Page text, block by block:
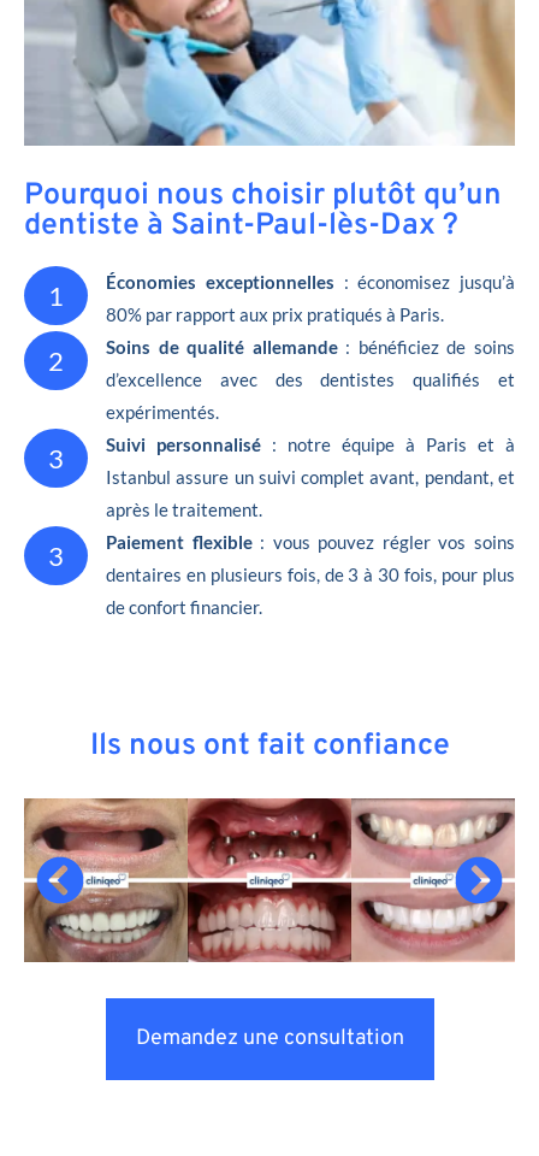
Pourquoi nous choisir plutôt qu’un
dentiste à Saint-Paul-lès-Dax ?
1 Économies exceptionnelles : économisez jusqu’à
80% par rapport aux prix pratiqués à Paris.
2 Soins de qualité allemande: bénéficiez de soins
d’excellence avec des dentistes qualifiés et
expérimentés.
3 Suivi personnalisé : notre équipe à Paris et à
Istanbul assure un suivi complet avant, pendant, et
après le traitement.
3 Paiement flexible: vous pouvez régler vos soins
dentaires en plusieurs fois, de 3 à 30 fois, pour plus
de confort financier.
Ils nous ont fait confiance
Demandez une consultation